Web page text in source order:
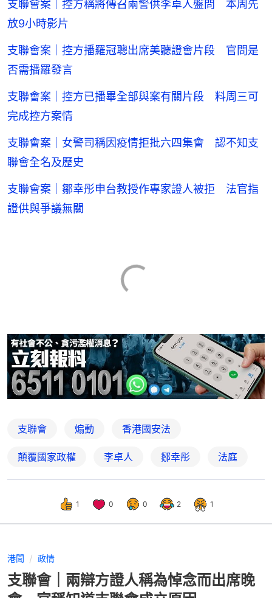
支聯會案｜控方稱將傳召兩警供李卓人盤問 本周先
放9小時影片
支聯會案｜控方播羅冠聰出席美聽證會片段 官問是
否需播羅發言
支聯會案｜控方已播畢全部與案有關片段 料周三可
完成控方案情
支聯會案｜女警司稱因疫情拒批六四集會 認不知支
聯會全名及歷史
支聯會案｜鄒幸彤申台教授作專家證人被拒 法官指
證供與爭議無關
支聯會 煽動 香港國安法
顛覆國家政權 李卓人 鄒幸彤 法庭
1 0 0 2 1
港聞 政情
支聯會｜兩辯方證人稱為悼念而出席晚